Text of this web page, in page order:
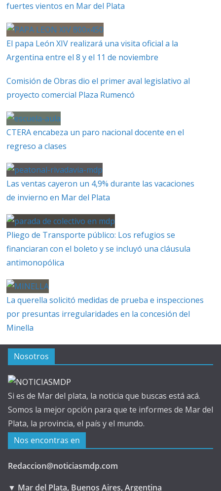
fuertes vientos en Mar del Plata
El papa León XIV realizará una visita oficial a la
Argentina entre el 8 y el 11 de noviembre
Comisión de Obras dio el primer aval legislativo al
proyecto comercial Plaza Rumencó
CTERA encabeza un paro nacional docente en el
regreso a clases
Las ventas cayeron un 4,9% durante las vacaciones
de invierno en Mar del Plata
Pliego de Transporte público: Los refugios se
financiaran con el boleto y se incluyó una cláusula
antimonopólica
La querella solicitó medidas de prueba e inspecciones
por presuntas irregularidades en la concesión del
Minella
Nosotros
Si es de Mar del plata, la noticia que buscas está acá.
Somos la mejor opción para que te informes de Mar del
Plata, la provincia, el país y el mundo.
Nos encontras en
Redaccion@noticiasmdp.com
▼ Mar del Plata, Buenos Aires, Argentina